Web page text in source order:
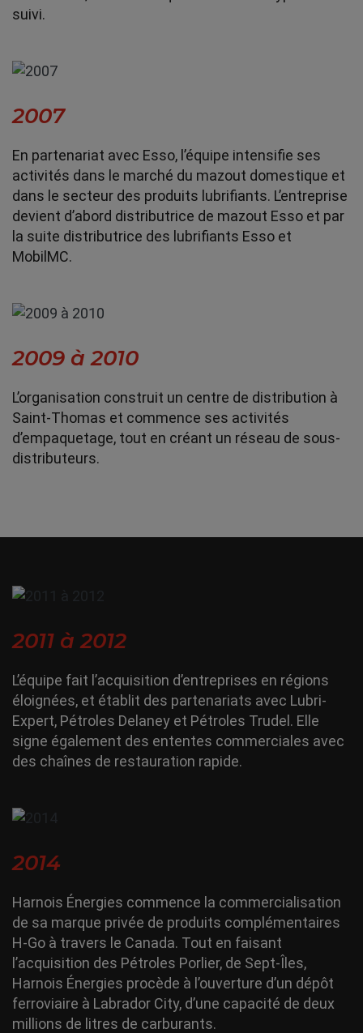
suivi.
2007
En partenariat avec Esso, l’équipe intensifie ses
activités dans le marché du mazout domestique et
dans le secteur des produits lubrifiants. L’entreprise
devient d’abord distributrice de mazout Esso et par
la suite distributrice des lubrifiants Esso et
MobilMC.
2009 à 2010
L’organisation construit un centre de distribution à
Saint-Thomas et commence ses activités
d’empaquetage, tout en créant un réseau de sous-
distributeurs.
2011 à 2012
L’équipe fait l’acquisition d’entreprises en régions
éloignées, et établit des partenariats avec Lubri-
Expert, Pétroles Delaney et Pétroles Trudel. Elle
signe également des ententes commerciales avec
des chaînes de restauration rapide.
2014
Harnois Énergies commence la commercialisation
de sa marque privée de produits complémentaires
H-Go à travers le Canada. Tout en faisant
l’acquisition des Pétroles Porlier, de Sept-Îles,
Harnois Énergies procède à l’ouverture d’un dépôt
ferroviaire à Labrador City, d’une capacité de deux
millions de litres de carburants.